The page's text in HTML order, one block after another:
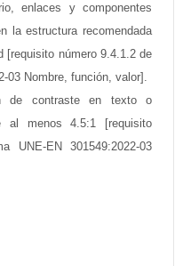
enlaces y componentes
la estructura recomendada
[requisito número 9.4.1.2 de
03 Nombre, función, valor].
de contraste en texto o
al menos 4.5:1 [requisito
UNE-EN 301549:2022-03